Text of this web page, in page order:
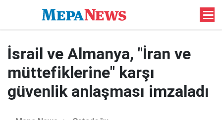
İsrail ve Almanya, "İran ve
müttefiklerine" karşı
güvenlik anlaşması imzaladı